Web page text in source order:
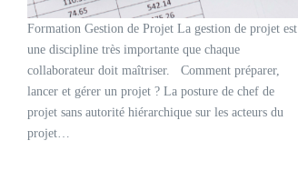
Formation Gestion de Projet La gestion de projet est
une discipline très importante que chaque
collaborateur doit maîtriser. Comment préparer,
lancer et gérer un projet ? La posture de chef de
projet sans autorité hiérarchique sur les acteurs du
projet…